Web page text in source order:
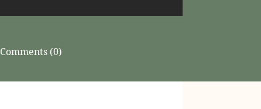
Comments (0)